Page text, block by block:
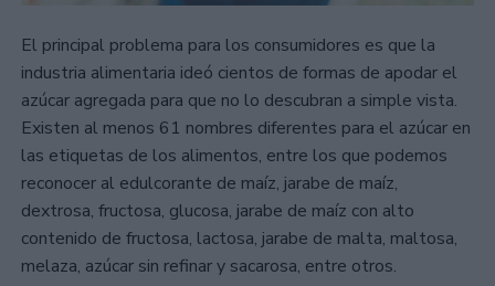
El principal problema para los consumidores es que la
industria alimentaria ideó cientos de formas de apodar el
azúcar agregada para que no lo descubran a simple vista.
Existen al menos 61 nombres diferentes para el azúcar en
las etiquetas de los alimentos, entre los que podemos
reconocer al edulcorante de maíz, jarabe de maíz,
dextrosa, fructosa, glucosa, jarabe de maíz con alto
contenido de fructosa, lactosa, jarabe de malta, maltosa,
melaza, azúcar sin refinar y sacarosa, entre otros.